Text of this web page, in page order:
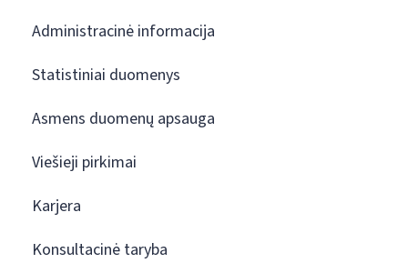
Administracinė informacija
Statistiniai duomenys
Asmens duomenų apsauga
Viešieji pirkimai
Karjera
Konsultacinė taryba